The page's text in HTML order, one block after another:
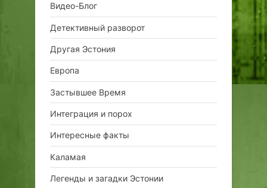
Видео-Блог
Детективный разворот
Другая Эстония
Европа
Застывшее Время
Интеграция и порох
Интересные факты
Каламая
Легенды и загадки Эстонии